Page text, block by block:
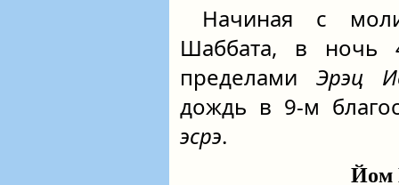
Начиная с
Шаббата, в ночь
пределами Эрэц
дождь в 9-м
эсрэ.
Йом